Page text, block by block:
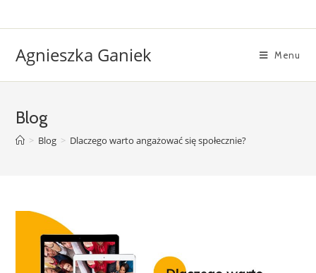
Agnieszka Ganiek Menu
Blog
> Blog > Dlaczego warto angażować się społecznie?